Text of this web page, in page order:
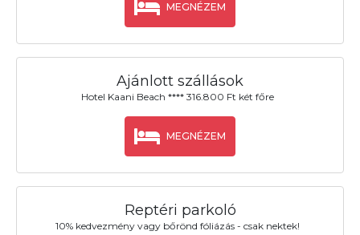
MEGNÉZEM
Ajánlott szállások
Hotel Kaani Beach **** 316.800 Ft két főre
MEGNÉZEM
Reptéri parkoló
10% kedvezmény vagy bőrönd fóliázás - csak nektek!